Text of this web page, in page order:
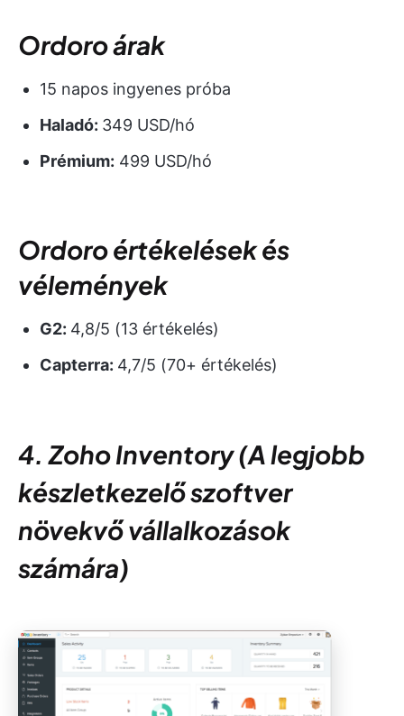
Ordoro árak
15 napos ingyenes próba
Haladó: 349 USD/hó
Prémium: 499 USD/hó
Ordoro értékelések és
vélemények
G2: 4,8/5 (13 értékelés)
Capterra: 4,7/5 (70+ értékelés)
4. Zoho Inventory (A legjobb
készletkezelő szoftver
növekvő vállalkozások
számára)